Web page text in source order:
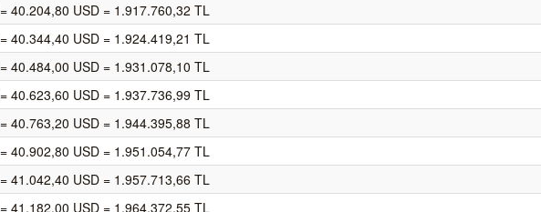
= 40.204,80 USD = 1.917.760,32 TL
= 40.344,40 USD = 1.924.419,21 TL
= 40.484,00 USD = 1.931.078,10 TL
= 40.623,60 USD = 1.937.736,99 TL
= 40.763,20 USD = 1.944.395,88 TL
= 40.902,80 USD = 1.951.054,77 TL
= 41.042,40 USD = 1.957.713,66 TL
= 41.182,00 USD = 1.964.372,55 TL